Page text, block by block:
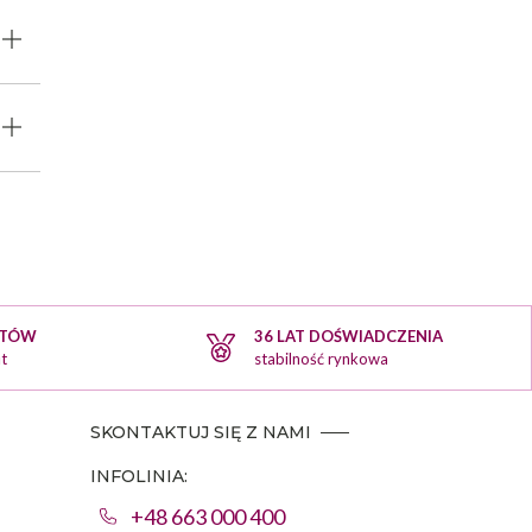
36 LAT DOŚWIADCZENIA
stabilność rynkowa
SKONTAKTUJ SIĘ Z NAMI
INFOLINIA:
+48 663 000 400